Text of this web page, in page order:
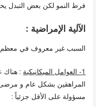
فرط النمو لكن بعض التبدل
الآلية الإمراضية :
السبب غير معروف في معظم
1- العوامل الميكانيكية
: هناك
مسؤولة على الأقل جزئياً :